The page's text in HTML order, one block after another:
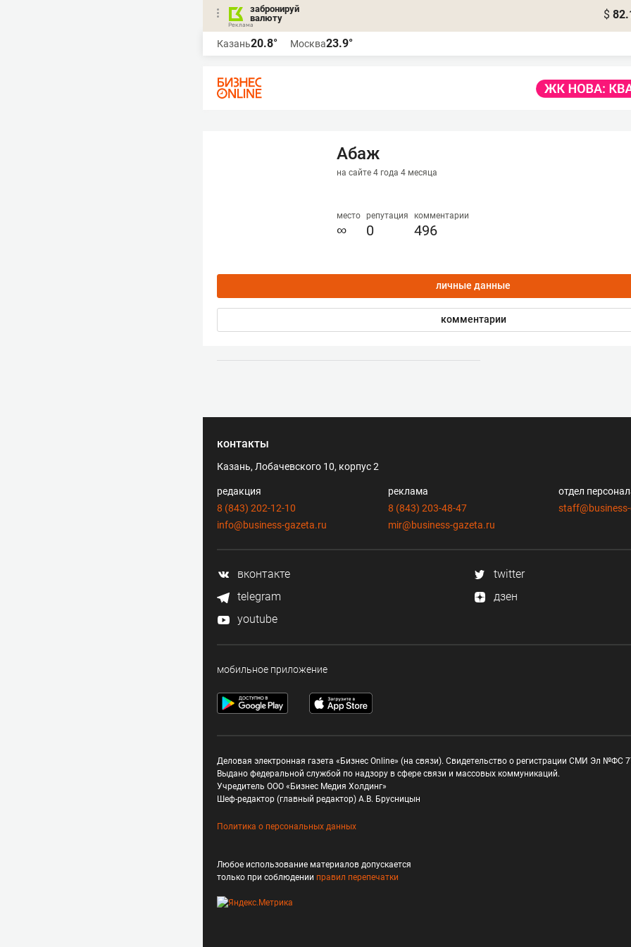
забронируй
валюту
$
Казань20.8° Москва23.9°
Абаж
на сайте 4 года 4 месяца
место
∞
репутация
0
комментарии
496
личные данные
комментарии
контакты
Казань, Лобачевского 10, корпус 2
редакция
8 (843) 202-12-10
info@business-gazeta.ru
реклама
8 (843) 203-48-47
mir@business-gazeta.ru
отдел
вконтакте
twitter
telegram
дзен
youtube
мобильное приложение
Деловая электронная газета «Бизнес Online» (на связи). Свидетельство о регистрации СМИ Эл №ФС
Выдано федеральной службой по надзору в сфере связи и массовых коммуникаций.
Учредитель ООО «Бизнес Медия Холдинг»
Шеф-редактор (главный редактор) А.В. Брусницын
Политика о персональных данных
Любое использование материалов допускается
только при соблюдении правил перепечатки